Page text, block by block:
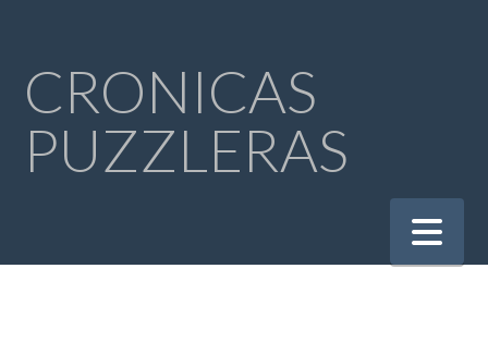
CRONICAS
PUZZLERAS